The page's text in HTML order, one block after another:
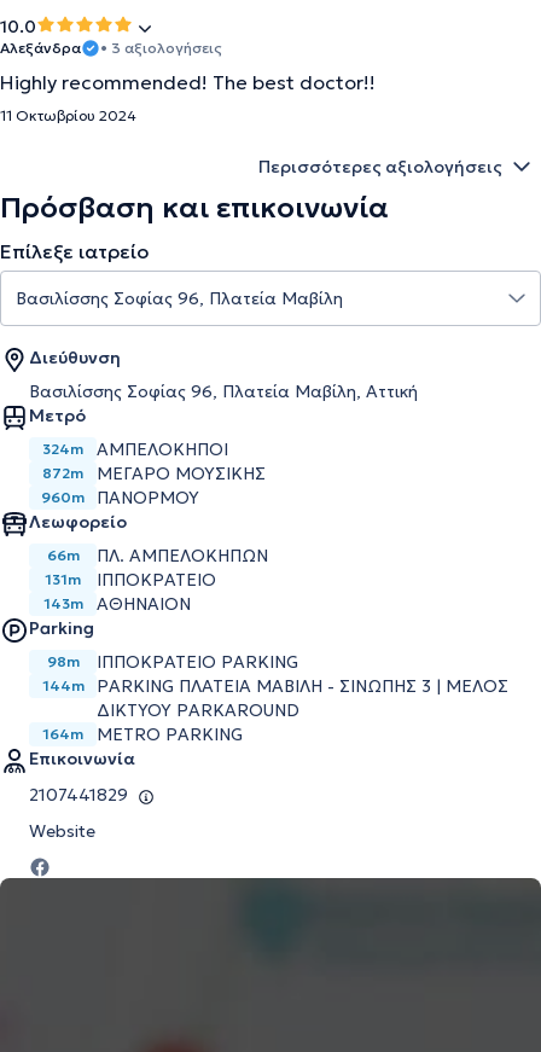
10.0
Αλεξάνδρα • 3 αξιολογήσεις
Highly recommended! The best doctor!!
11 Οκτωβρίου 2024
Περισσότερες αξιολογήσεις
Πρόσβαση και επικοινωνία
Επίλεξε ιατρείο
Διεύθυνση
Βασιλίσσης Σοφίας 96, Πλατεία Μαβίλη, Αττική
Μετρό
324m ΑΜΠΕΛΟΚΗΠΟΙ
872m ΜΕΓΑΡΟ ΜΟΥΣΙΚΗΣ
960m
ΠΑΝΟΡΜΟΥ
Λεωφορείο
66m ΠΛ. ΑΜΠΕΛΟΚΗΠΩΝ
131m ΙΠΠΟΚΡΑΤΕΙΟ
143m
ΑΘΗΝΑΙΟΝ
Parking
98m ΙΠΠΟΚΡΑΤΕΙΟ PARKING
144m
PARKING ΠΛΑΤΕΙΑ ΜΑΒΙΛΗ - ΣΙΝΩΠΗΣ 3 | ΜΕΛΟΣ
ΔΙΚΤΥΟΥ PARKAROUND
164m
METRO PARKING
Επικοινωνία
2107441829
Website